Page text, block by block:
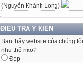
(Nguyễn Khánh Long)
ĐIỀU TRA Ý KIẾN
Bạn thấy website của chúng tôi
như thế nào?
Đẹp